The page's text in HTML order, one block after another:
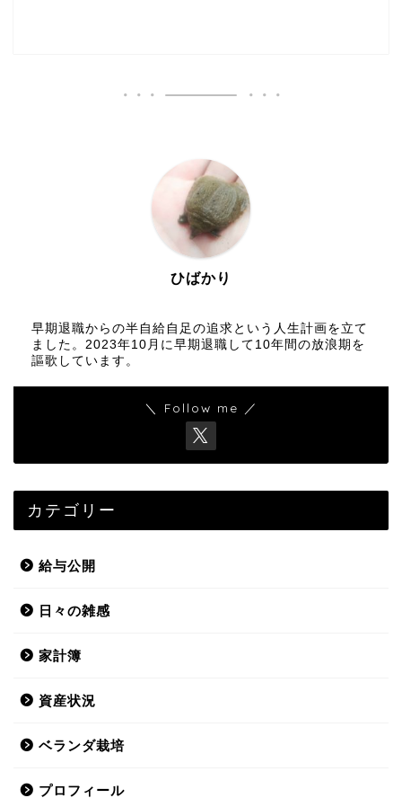
ひばかり
早期退職からの半自給自足の追求という人生計画を立て
ました。2023年10月に早期退職して10年間の放浪期を
謳歌しています。
＼ Follow me ／
カテゴリー
給与公開
日々の雑感
家計簿
資産状況
ベランダ栽培
プロフィール